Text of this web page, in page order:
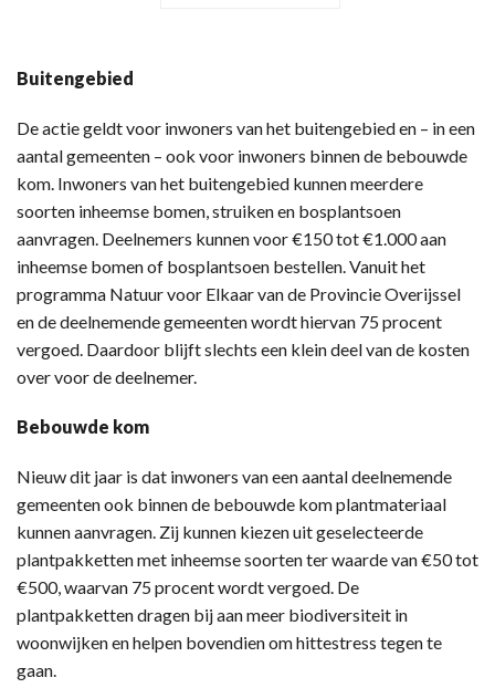
Buitengebied
De actie geldt voor inwoners van het buitengebied en – in een
aantal gemeenten – ook voor inwoners binnen de bebouwde
kom. Inwoners van het buitengebied kunnen meerdere
soorten inheemse bomen, struiken en bosplantsoen
aanvragen. Deelnemers kunnen voor €150 tot €1.000 aan
inheemse bomen of bosplantsoen bestellen. Vanuit het
programma Natuur voor Elkaar van de Provincie Overijssel
en de deelnemende gemeenten wordt hiervan 75 procent
vergoed. Daardoor blijft slechts een klein deel van de kosten
over voor de deelnemer.
Bebouwde kom
Nieuw dit jaar is dat inwoners van een aantal deelnemende
gemeenten ook binnen de bebouwde kom plantmateriaal
kunnen aanvragen. Zij kunnen kiezen uit geselecteerde
plantpakketten met inheemse soorten ter waarde van €50 tot
€500, waarvan 75 procent wordt vergoed. De
plantpakketten dragen bij aan meer biodiversiteit in
woonwijken en helpen bovendien om hittestress tegen te
gaan.